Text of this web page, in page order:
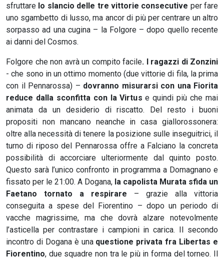
sfruttare lo slancio delle tre vittorie consecutive per fare
uno sgambetto di lusso, ma ancor di più per centrare un altro
sorpasso ad una cugina – la Folgore – dopo quello recente
ai danni del Cosmos.
Folgore che non avrà un compito facile. I ragazzi di Zonzini
- che sono in un ottimo momento (due vittorie di fila, la prima
con il Pennarossa) – dovranno misurarsi con una Fiorita
reduce dalla sconfitta con la Virtuse quindi più che mai
animata da un desiderio di riscatto. Del resto i buoni
propositi non mancano neanche in casa giallorossonera:
oltre alla necessità di tenere la posizione sulle inseguitrici, il
turno di riposo del Pennarossa offre a Falciano la concreta
possibilità di accorciare ulteriormente dal quinto posto.
Questo sarà l’unico confronto in programma a Domagnano e
fissato per le 21:00. A Dogana, la capolista Murata sfida un
Faetano
tornato a respirare – grazie alla vittoria
conseguita a spese del Fiorentino – dopo un periodo di
vacche magrissime, ma che dovrà alzare notevolmente
l’asticella per contrastare i campioni in carica. Il secondo
incontro di Dogana è una questione privata fra Libertas e
Fiorentino, due squadre non tra le più in forma del torneo. Il